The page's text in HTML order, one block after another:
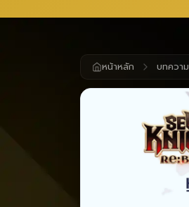
หน้าหลัก บทความ